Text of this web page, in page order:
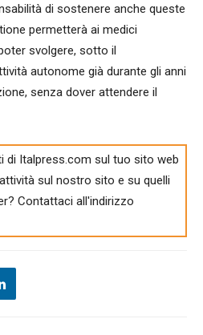
di sostenere anche queste
permetterà ai medici
svolgere, sotto il
autonome già durante gli anni
senza dover attendere il
di Italpress.com sul tuo sito web
sul nostro sito e su quelli
Contattaci all'indirizzo